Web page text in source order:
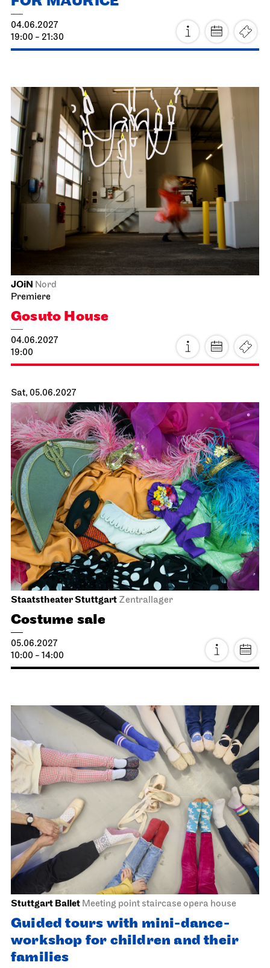
Stuttgart BalletOpernhaus
Premiere
Triple Bill
FOR MAURICE
04.06.2027
19:00 - 21:30
JOiN
Premiere
Gosuto House
04.06.2027
19:00
Sat, 05.06.2027
Staatstheater Stuttgart Zentrallager
Costume sale
05.06.2027
10:00 - 14:00